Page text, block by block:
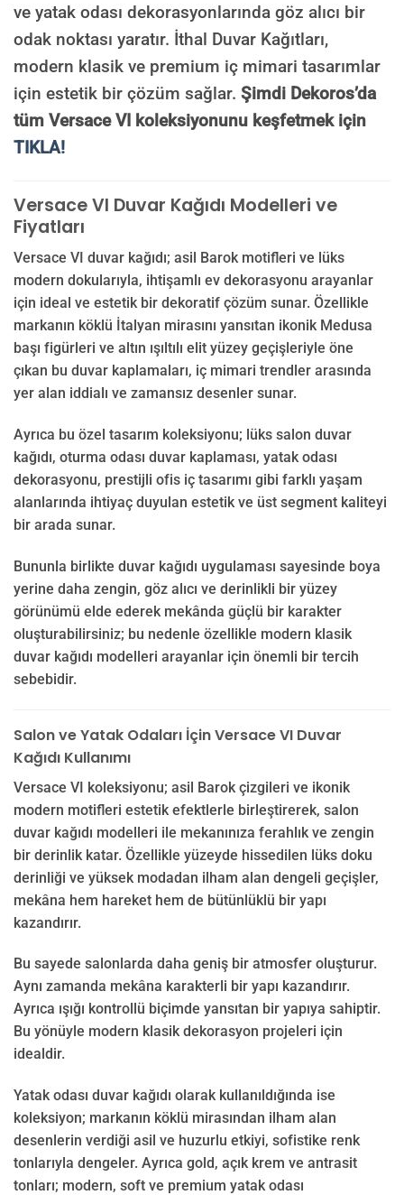
ve yatak odası dekorasyonlarında göz alıcı bir
odak noktası yaratır. İthal Duvar Kağıtları,
modern klasik ve premium iç mimari tasarımlar
için estetik bir çözüm sağlar. Şimdi Dekoros’da
tüm Versace VI koleksiyonunu keşfetmek için
TIKLA!
Versace VI Duvar Kağıdı Modelleri ve
Fiyatları
Versace VI duvar kağıdı; asil Barok motifleri ve lüks
modern dokularıyla, ihtişamlı ev dekorasyonu arayanlar
için ideal ve estetik bir dekoratif çözüm sunar. Özellikle
markanın köklü İtalyan mirasını yansıtan ikonik Medusa
başı figürleri ve altın ışıltılı elit yüzey geçişleriyle öne
çıkan bu duvar kaplamaları, iç mimari trendler arasında
yer alan iddialı ve zamansız desenler sunar.
Ayrıca bu özel tasarım koleksiyonu; lüks salon duvar
kağıdı, oturma odası duvar kaplaması, yatak odası
dekorasyonu, prestijli ofis iç tasarımı gibi farklı yaşam
alanlarında ihtiyaç duyulan estetik ve üst segment kaliteyi
bir arada sunar.
Bununla birlikte duvar kağıdı uygulaması sayesinde boya
yerine daha zengin, göz alıcı ve derinlikli bir yüzey
görünümü elde ederek mekânda güçlü bir karakter
oluşturabilirsiniz; bu nedenle özellikle modern klasik
duvar kağıdı modelleri arayanlar için önemli bir tercih
sebebidir.
Salon ve Yatak Odaları İçin Versace VI Duvar
Kağıdı Kullanımı
Versace VI koleksiyonu; asil Barok çizgileri ve ikonik
modern motifleri estetik efektlerle birleştirerek, salon
duvar kağıdı modelleri ile mekanınıza ferahlık ve zengin
bir derinlik katar. Özellikle yüzeyde hissedilen lüks doku
derinliği ve yüksek modadan ilham alan dengeli geçişler,
mekâna hem hareket hem de bütünlüklü bir yapı
kazandırır.
Bu sayede salonlarda daha geniş bir atmosfer oluşturur.
Aynı zamanda mekâna karakterli bir yapı kazandırır.
Ayrıca ışığı kontrollü biçimde yansıtan bir yapıya sahiptir.
Bu yönüyle modern klasik dekorasyon projeleri için
idealdir.
Yatak odası duvar kağıdı olarak kullanıldığında ise
koleksiyon; markanın köklü mirasından ilham alan
desenlerin verdiği asil ve huzurlu etkiyi, sofistike renk
tonlarıyla dengeler. Ayrıca gold, açık krem ve antrasit
tonları; modern, soft ve premium yatak odası